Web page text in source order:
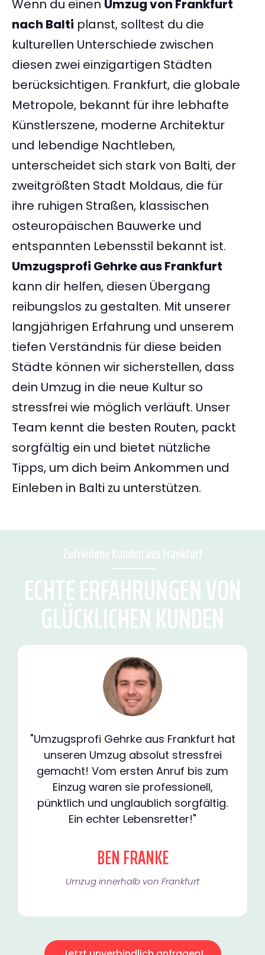
Wenn du einen Umzug von Frankfurt
nach Balti planst, solltest du die
kulturellen Unterschiede zwischen
diesen zwei einzigartigen Städten
berücksichtigen. Frankfurt, die globale
Metropole, bekannt für ihre lebhafte
Künstlerszene, moderne Architektur
und lebendige Nachtleben,
unterscheidet sich stark von Balti, der
zweitgrößten Stadt Moldaus, die für
ihre ruhigen Straßen, klassischen
osteuropäischen Bauwerke und
entspannten Lebensstil bekannt ist.
Umzugsprofi Gehrke aus Frankfurt
kann dir helfen, diesen Übergang
reibungslos zu gestalten. Mit unserer
langjährigen Erfahrung und unserem
tiefen Verständnis für diese beiden
Städte können wir sicherstellen, dass
dein Umzug in die neue Kultur so
stressfrei wie möglich verläuft. Unser
Team kennt die besten Routen, packt
sorgfältig ein und bietet nützliche
Tipps, um dich beim Ankommen und
Einleben in Balti zu unterstützen.
Zufriedene Kunden aus Frankfurt
ECHTE ERFAHRUNGEN VON
GLÜCKLICHEN KUNDEN
"Umzugsprofi Gehrke aus Frankfurt hat
unseren Umzug absolut stressfrei
gemacht! Vom ersten Anruf bis zum
Einzug waren sie professionell,
pünktlich und unglaublich sorgfältig.
Ein echter Lebensretter!"
BEN FRANKE
Umzug innerhalb von Frankfurt​